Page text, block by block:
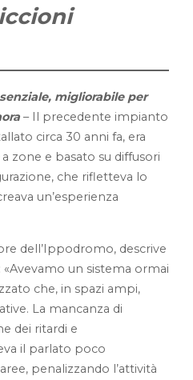
migliorabile per
– Il precedente impianto
circa 30 anni fa, era
zone e basato su diffusori
che rifletteva lo
un’esperienza
dell’Ippodromo, descrive
«Avevamo un sistema ormai
che, in spazi ampi,
La mancanza di
dei ritardi e
il parlato poco
penalizzando l’attività